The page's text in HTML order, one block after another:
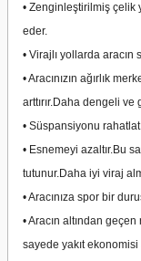
• Zenginleştirilmiş çelik
eder.
• Virajlı yollarda aracın
• Aracınızın ağırlık
arttırır.Daha dengeli
• Süspansiyonu
• Esnemeyi azaltır.Bu
tutunur.Daha iyi viraj
• Aracınıza spor bir
• Aracın altından
sayede yakıt ekonomisi